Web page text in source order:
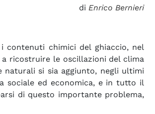
di Enrico Bernieri
contenuti chimici del ghiaccio, nel
ricostruire le oscillazioni del clima
si sia aggiunto, negli ultimi
sociale ed economica, e in tutto il
di questo importante problema,